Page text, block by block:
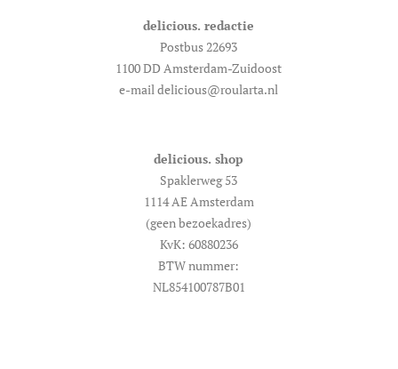
delicious. redactie
Postbus 22693
1100 DD Amsterdam-Zuidoost
e-mail delicious@roularta.nl
delicious. shop
Spaklerweg 53
1114 AE Amsterdam
(geen bezoekadres)
KvK: 60880236
BTW nummer:
NL854100787B01